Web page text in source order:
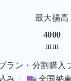
最大揚高
4000
mm
ラン・分割購入
み
全国納